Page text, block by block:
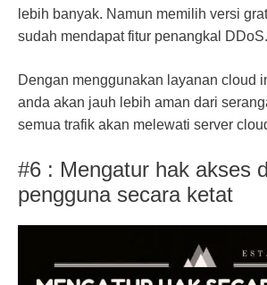
lebih banyak. Namun memilih versi
sudah mendapat fitur penangkal DDoS.
Dengan menggunakan layanan cloud
anda akan jauh lebih aman dari
semua trafik akan melewati server
#6 : Mengatur hak akses
pengguna secara ketat